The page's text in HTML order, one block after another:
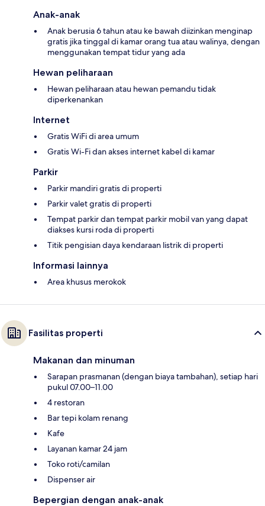
Anak-anak
Anak berusia 6 tahun atau ke bawah diizinkan menginap
gratis jika tinggal di kamar orang tua atau walinya, dengan
menggunakan tempat tidur yang ada
Hewan peliharaan
Hewan peliharaan atau hewan pemandu tidak
diperkenankan
Internet
Gratis WiFi di area umum
Gratis Wi-Fi dan akses internet kabel di kamar
Parkir
Parkir mandiri gratis di properti
Parkir valet gratis di properti
Tempat parkir dan tempat parkir mobil van yang dapat
diakses kursi roda di properti
Titik pengisian daya kendaraan listrik di properti
Informasi lainnya
Area khusus merokok
Fasilitas properti
Makanan dan minuman
Sarapan prasmanan (dengan biaya tambahan), setiap hari
pukul 07.00–11.00
4 restoran
Bar tepi kolam renang
Kafe
Layanan kamar 24 jam
Toko roti/camilan
Dispenser air
Bepergian dengan anak-anak